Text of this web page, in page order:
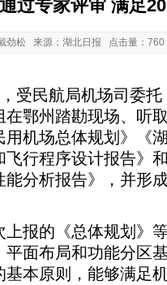
过专家评审 满足
劲松 来源：湖北日报 点击量：
民航局机场司委托
在鄂州踏勘现场、听
机场总体规划》《
行程序设计报告》
分析报告》，并形
报的《总体规划》
面布局和功能分区
本原则，能够满足